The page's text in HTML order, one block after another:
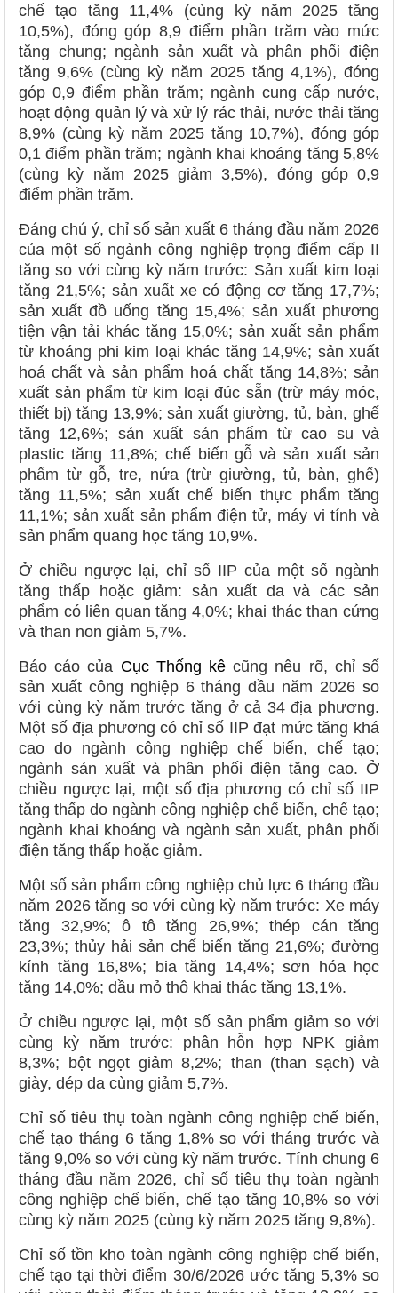
chế tạo tăng 11,4% (cùng kỳ năm 2025 tăng
10,5%), đóng góp 8,9 điểm phần trăm vào mức
tăng chung; ngành sản xuất và phân phối điện
tăng 9,6% (cùng kỳ năm 2025 tăng 4,1%), đóng
góp 0,9 điểm phần trăm; ngành cung cấp nước,
hoạt động quản lý và xử lý rác thải, nước thải tăng
8,9% (cùng kỳ năm 2025 tăng 10,7%), đóng góp
0,1 điểm phần trăm; ngành khai khoáng tăng 5,8%
(cùng kỳ năm 2025 giảm 3,5%), đóng góp 0,9
điểm phần trăm.
Đáng chú ý, chỉ số sản xuất 6 tháng đầu năm 2026
của một số ngành công nghiệp trọng điểm cấp II
tăng so với cùng kỳ năm trước: Sản xuất kim loại
tăng 21,5%; sản xuất xe có động cơ tăng 17,7%;
sản xuất đồ uống tăng 15,4%; sản xuất phương
tiện vận tải khác tăng 15,0%; sản xuất sản phẩm
từ khoáng phi kim loại khác tăng 14,9%; sản xuất
hoá chất và sản phẩm hoá chất tăng 14,8%; sản
xuất sản phẩm từ kim loại đúc sẵn (trừ máy móc,
thiết bị) tăng 13,9%; sản xuất giường, tủ, bàn, ghế
tăng 12,6%; sản xuất sản phẩm từ cao su và
plastic tăng 11,8%; chế biến gỗ và sản xuất sản
phẩm từ gỗ, tre, nứa (trừ giường, tủ, bàn, ghế)
tăng 11,5%; sản xuất chế biến thực phẩm tăng
11,1%; sản xuất sản phẩm điện tử, máy vi tính và
sản phẩm quang học tăng 10,9%.
Ở chiều ngược lại, chỉ số IIP của một số ngành
tăng thấp hoặc giảm: sản xuất da và các sản
phẩm có liên quan tăng 4,0%; khai thác than cứng
và than non giảm 5,7%.
Báo cáo của Cục Thống kê cũng nêu rõ, chỉ số
sản xuất công nghiệp 6 tháng đầu năm 2026 so
với cùng kỳ năm trước tăng ở cả 34 địa phương.
Một số địa phương có chỉ số IIP đạt mức tăng khá
cao do ngành công nghiệp chế biến, chế tạo;
ngành sản xuất và phân phối điện tăng cao. Ở
chiều ngược lại, một số địa phương có chỉ số IIP
tăng thấp do ngành công nghiệp chế biến, chế tạo;
ngành khai khoáng và ngành sản xuất, phân phối
điện tăng thấp hoặc giảm.
Một số sản phẩm công nghiệp chủ lực 6 tháng đầu
năm 2026 tăng so với cùng kỳ năm trước: Xe máy
tăng 32,9%; ô tô tăng 26,9%; thép cán tăng
23,3%; thủy hải sản chế biến tăng 21,6%; đường
kính tăng 16,8%; bia tăng 14,4%; sơn hóa học
tăng 14,0%; dầu mỏ thô khai thác tăng 13,1%.
Ở chiều ngược lại, một số sản phẩm giảm so với
cùng kỳ năm trước: phân hỗn hợp NPK giảm
8,3%; bột ngọt giảm 8,2%; than (than sạch) và
giày, dép da cùng giảm 5,7%.
Chỉ số tiêu thụ toàn ngành công nghiệp chế biến,
chế tạo tháng 6 tăng 1,8% so với tháng trước và
tăng 9,0% so với cùng kỳ năm trước. Tính chung 6
tháng đầu năm 2026, chỉ số tiêu thụ toàn ngành
công nghiệp chế biến, chế tạo tăng 10,8% so với
cùng kỳ năm 2025 (cùng kỳ năm 2025 tăng 9,8%).
Chỉ số tồn kho toàn ngành công nghiệp chế biến,
chế tạo tại thời điểm 30/6/2026 ước tăng 5,3% so